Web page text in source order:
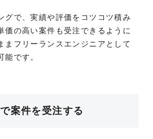
グで、実績や評価をコツコツ積み
価の高い案件も受注できるように
まフリーランスエンジニアとして
能です。
案件を受注する